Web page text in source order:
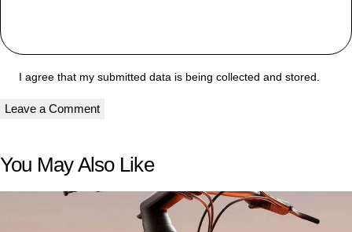
I agree that my submitted data is being collected and stored.
You May Also Like